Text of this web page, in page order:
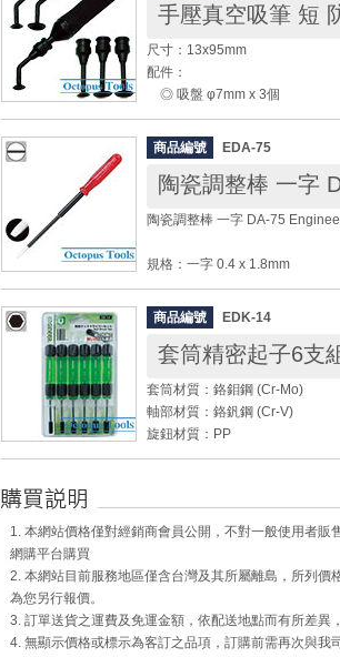
手壓真空吸筆 短
尺寸：13x95mm
配件：
◎ 吸盤 φ7mm x 3個
◎ 吸盤 φ10mm x 3個
◎ 接頭直 x 3支
◎ 接頭彎 x 3支
◆ 可輕易吸取SMD表面黏著元件
◆ 吸盤為ESD靜電防護材質。
商品編號 EDA-75
陶瓷調整棒 一字
陶瓷調整棒 一字 DA-75
規格：一字 0.4 x 1.8mm
刃長：17mm
六角對邊：2.5mm
全長：148mm
重量：7g
◆ 起子頭為精密耐用二氧化鋯陶
◆ 軸部相當細薄；且軸部可與手
◆ 2合1，除一字頭端外，亦可調
◆ 高強度不易磨損、長壽命、完
◆ 包含IFT元件、可變線圈、可
陶瓷調整棒或塑膠調整棒做調整
商品編號 EDK-14
套筒精密起子6支
套筒材質：鉻鉬鋼 (Cr-Mo)
軸部材質：鉻釩鋼 (Cr-V)
旋鈕材質：PP
重量：155g
套筒長：18mm
全長：140mm
◆ 狹小型套筒設計，適合狹窄空
◆ 磁性起子頭，螺絲頭不易掉落
1. 本網站價格僅對經銷商會員公開，不對一般使用者
網購平台購買
2. 本網站目前服務地區僅含台灣及其所屬離島，所列
為您另行報價。
3. 訂單送貨之運費及免運金額，依配送地點而有所差異
4. 無顯示價格或標示為客訂之品項，訂購前需再次與我